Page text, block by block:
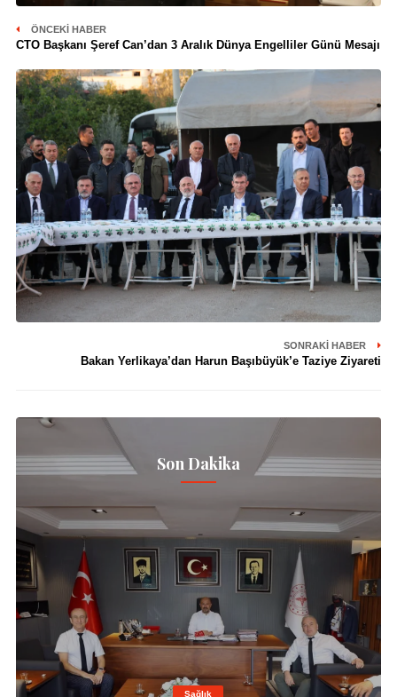
ÖNCEKI HABER
CTO Başkanı Şeref Can’dan 3 Aralık Dünya Engelliler Günü Mesajı
SONRAKI HABER
Bakan Yerlikaya’dan Harun Başıbüyük’e Taziye Ziyareti
Son Dakika
Sağlık